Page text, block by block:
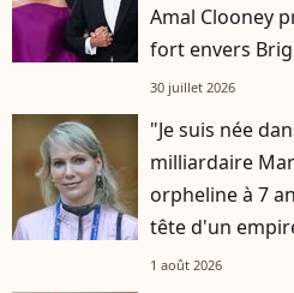
Amal Clooney
fort envers
30 juillet 2026
"Je suis née
milliardaire
orpheline à 7
tête d'un
1 août 2026